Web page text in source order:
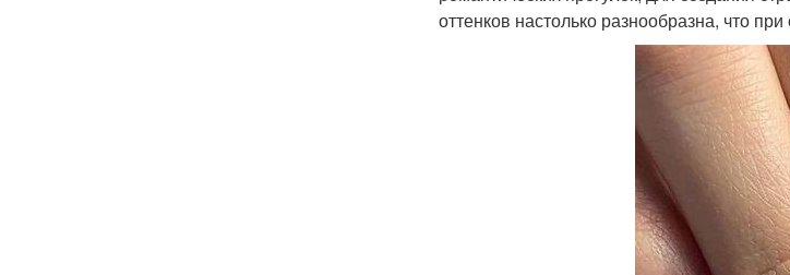
оттенков настолько разнообразна, что